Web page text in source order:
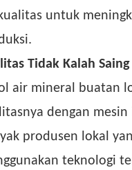
untuk
Tidak Kalah Saing
air mineral buatan
dengan mesin
produsen lokal
teknologi